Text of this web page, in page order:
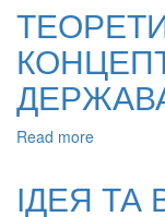
В
АСПЕКТІ
Read more
ІДЕЯ